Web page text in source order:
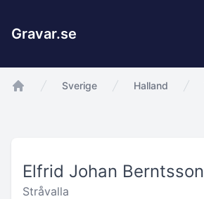
Gravar.se
Sverige Halland
Elfrid Johan Berntsson
Stråvalla